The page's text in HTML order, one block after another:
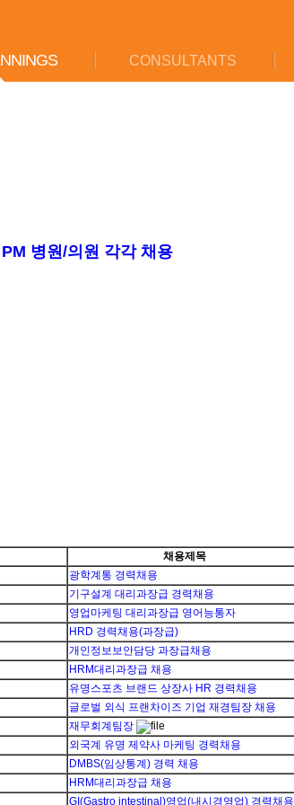
CONSULTANTS
병원/의원 각각 채용
채용제목
광학계통 경력채용
기구설계 대리과장급 경력채용
영업마케팅 대리과장급 영어능통자
HRD 경력채용(과장급)
개인정보보안담당 과장급채용
HRM대리과장급 채용
유명스포츠 브랜드 상장사 HR 경력채용
글로벌 외식 프랜차이즈 기업 재경팀장 채용
재무회계팀장
외국계 유명 제약사 마케팅 경력채용
DMBS(임상통계) 경력 채용
HRM대리과장급 채용
GI(Gastro intestinal)영업(내시경영업) 경력채용